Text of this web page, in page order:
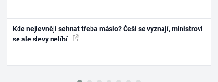
Kde nejlevněji sehnat třeba máslo? Češi se vyznají, ministrovi
se ale slevy nelíbí